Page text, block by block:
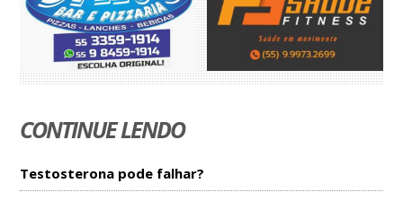
CONTINUE LENDO
Testosterona pode falhar?